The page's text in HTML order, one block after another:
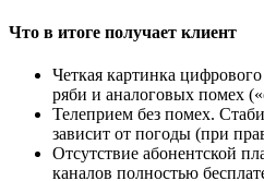
Что в итоге получает клиент
Четкая картинка
ряби и аналоговых помех
Телеприем без помех.
зависит от погоды (при
Отсутствие абонентской
каналов полностью